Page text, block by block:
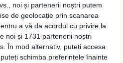
noi și partenerii noștri putem
de geolocație prin scanarea
a vă da acordul cu privire la
noi și 1731 partenerii noștri
În mod alternativ, puteți accesa
schimba preferințele înainte
de a rupe total cu
multe a preluat de la
Tițian, arta statuară
vrut însă să redea